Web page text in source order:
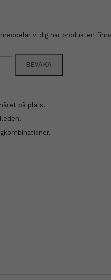
vi dig när produkten
BEVAKA
på plats.